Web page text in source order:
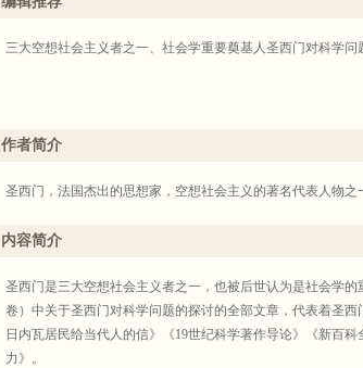
三大空想社会主义者之一、社会学重要奠基人圣西门对科学问
作者简介
圣西门，法国杰出的思想家，空想社会主义的著名代表人物
内容简介
圣西门是三大空想社会主义者之一，也被后世认为是社会学
卷）中关于圣西门对科学问题的探讨的全部文章，代表着圣
日内瓦居民给当代人的信》《19世纪科学著作导论》《新百
力》。